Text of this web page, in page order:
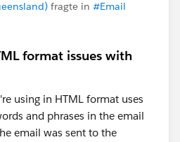
fragte in #Email
format issues with
using in HTML format uses
and phrases in the email
email was sent to the